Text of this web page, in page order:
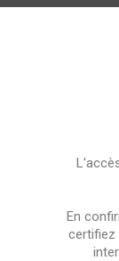
En
certifiez
pour son taux
de
20g doublé